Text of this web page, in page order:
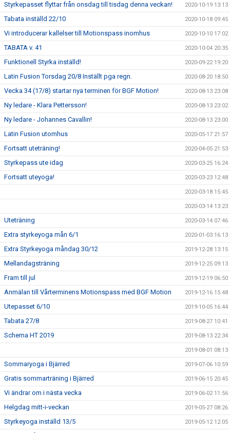
Styrkepasset flyttar från onsdag till tisdag denna veckan! 2020-10-19 13:13
Tabata inställd 22/10 2020-10-18 09:45
Vi introducerar kallelser till Motionspass inomhus 2020-10-10 17:02
TABATA v. 41 2020-10-04 20:35
Funktionell Styrka inställd! 2020-09-22 19:20
Latin Fusion Torsdag 20/8 Inställt pga regn. 2020-08-20 18:50
Vecka 34 (17/8) startar nya terminen för BGF Motion! 2020-08-13 23:08
Ny ledare - Klara Pettersson! 2020-08-13 23:02
Ny ledare - Johannes Cavallin! 2020-08-13 23:00
Latin Fusion utomhus 2020-05-17 21:57
Fortsatt uteträning! 2020-04-05 21:53
Styrkepass ute idag 2020-03-25 16:24
Fortsatt uteyoga! 2020-03-23 12:48
2020-03-18 15:45
2020-03-14 13:23
Uteträning 2020-03-14 07:46
Extra styrkeyoga mån 6/1 2020-01-03 16:13
Extra Styrkeyoga måndag 30/12 2019-12-28 13:15
Mellandagsträning 2019-12-25 09:13
Fram till jul 2019-12-19 06:50
Anmälan till Vårterminens Motionspass med BGF Motion 2019-12-16 15:48
Utepasset 6/10 2019-10-05 16:44
Tabata 27/8 2019-08-27 10:41
Schema HT 2019 2019-08-13 22:34
2019-08-01 08:13
Sommaryoga i Bjärred 2019-07-06 10:59
Gratis sommarträning i Bjärred 2019-06-15 20:45
Vi ändrar om i nästa vecka 2019-06-02 11:56
Helgdag mitt-i-veckan 2019-05-27 08:26
Styrkeyoga inställd 13/5 2019-05-12 12:05